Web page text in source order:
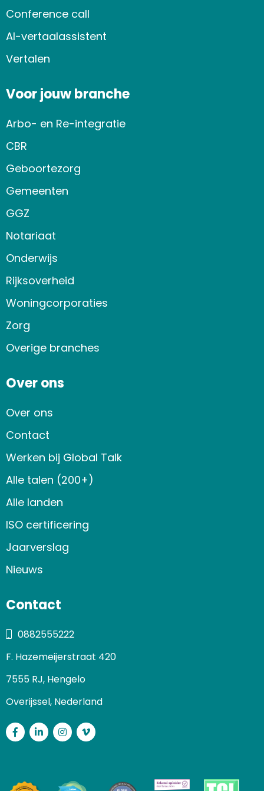
Conference call
AI-vertaalassistent
Vertalen
Voor jouw branche
Arbo- en Re-integratie
CBR
Geboortezorg
Gemeenten
GGZ
Notariaat
Onderwijs
Rijksoverheid
Woningcorporaties
Zorg
Overige branches
Over ons
Over ons
Contact
Werken bij Global Talk
Alle talen (200+)
Alle landen
ISO certificering
Jaarverslag
Nieuws
Contact
0882555222
F. Hazemeijerstraat 420
7555 RJ, Hengelo
Overijssel, Nederland
Facebook
LinkedInInstagram
Vimeo